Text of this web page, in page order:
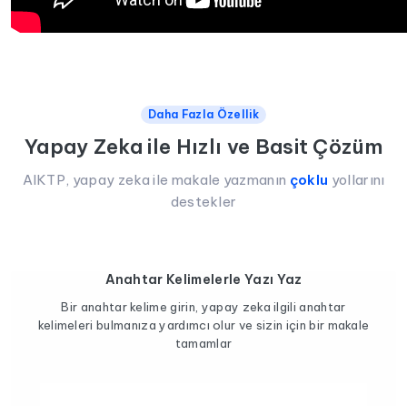
Daha Fazla Özellik
Yapay Zeka ile Hızlı ve Basit Çözüm
AIKTP, yapay zeka ile makale yazmanın çoklu yollarını
destekler
Anahtar Kelimelerle Yazı Yaz
Bir anahtar kelime girin, yapay zeka ilgili anahtar
kelimeleri bulmanıza yardımcı olur ve sizin için bir makale
tamamlar